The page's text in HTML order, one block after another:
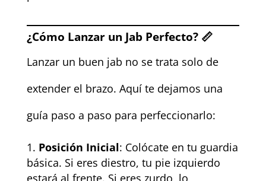
¿Cómo Lanzar un Jab Perfecto? 📏
Lanzar un buen jab no se trata solo de
extender el brazo. Aquí te dejamos una
guía paso a paso para perfeccionarlo:
Posición Inicial: Colócate en tu guardia
básica. Si eres diestro, tu pie izquierdo